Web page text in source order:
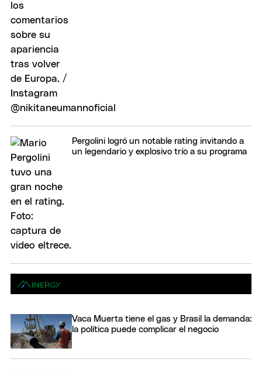
Pergolini logró un notable rating invitando a
un legendario y explosivo trío a su programa
Vaca Muerta tiene el gas y Brasil la demanda:
la política puede complicar el negocio